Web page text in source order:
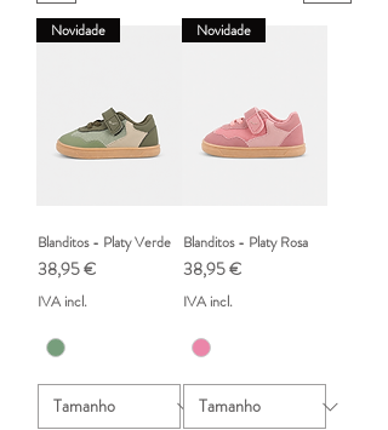
Novidade
Blanditos - Platy Verde
Preço
38,95 €
IVA incl.
Novidade
Blanditos - Platy Rosa
Preço
38,95 €
IVA incl.